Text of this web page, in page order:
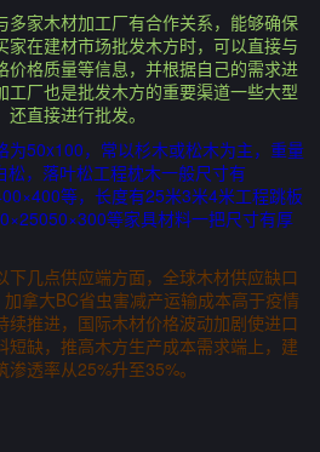
多家木材加工厂有合作关系，能够确保
家在建材市场批发木方时，可以直接与
价格质量等信息，并根据自己的需求进
工厂也是批发木方的重要渠道一些大型
直接进行批发。
为50x100，常以杉木或松木为主，重量
，落叶松工程枕木一般尺寸有
等，长度有25米3米4米工程跳板
等家具材料一把尺寸有厚
下几点供应端方面，全球木材供应缺口
拿大BC省虫害减产运输成本高于疫情
续推进，国际木材价格波动加剧使进口
短缺，推高木方生产成本需求端上，建
透率从25%升至35%。